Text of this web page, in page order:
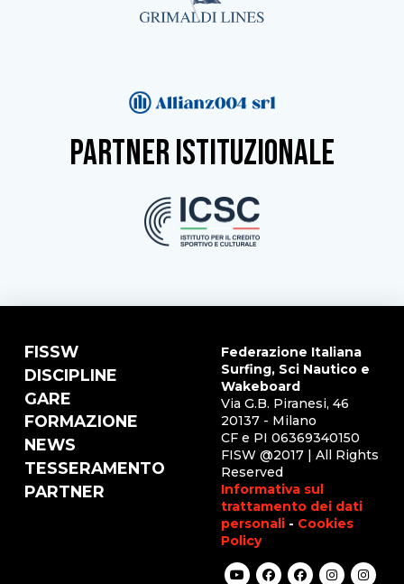
partner istituzionale
FISSW
DISCIPLINE
GARE
FORMAZIONE
NEWS
TESSERAMENTO
PARTNER
Federazione Italiana
Surfing, Sci Nautico e
Wakeboard
Via G.B. Piranesi, 46
20137 - Milano
CF e PI 06369340150
FISW @2017 | All Rights
Reserved
Informativa sul
trattamento dei dati
personali - Cookies
Policy